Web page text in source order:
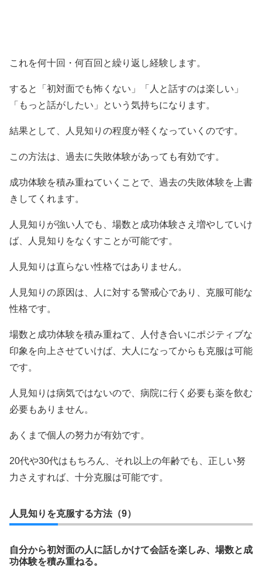
これを何十回・何百回と繰り返し経験します。
すると「初対面でも怖くない」「人と話すのは楽しい」
「もっと話がしたい」という気持ちになります。
結果として、人見知りの程度が軽くなっていくのです。
この方法は、過去に失敗体験があっても有効です。
成功体験を積み重ねていくことで、過去の失敗体験を上書
きしてくれます。
人見知りが強い人でも、場数と成功体験さえ増やしていけ
ば、人見知りをなくすことが可能です。
人見知りは直らない性格ではありません。
人見知りの原因は、人に対する警戒心であり、克服可能な
性格です。
場数と成功体験を積み重ねて、人付き合いにポジティブな
印象を向上させていけば、大人になってからも克服は可能
です。
人見知りは病気ではないので、病院に行く必要も薬を飲む
必要もありません。
あくまで個人の努力が有効です。
20代や30代はもちろん、それ以上の年齢でも、正しい努
力さえすれば、十分克服は可能です。
人見知りを克服する方法（9）
自分から初対面の人に話しかけて会話を楽しみ、場数と成
功体験を積み重ねる。